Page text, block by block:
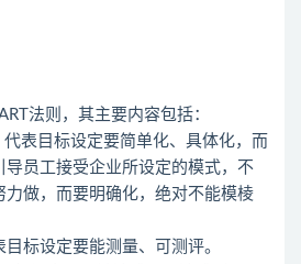
法则，其主要内容包括：
代表目标设定要简单化、具体化，而
导员工接受企业所设定的模式，不
力做，而要明确化，绝对不能模棱
标设定要能测量、可测评。